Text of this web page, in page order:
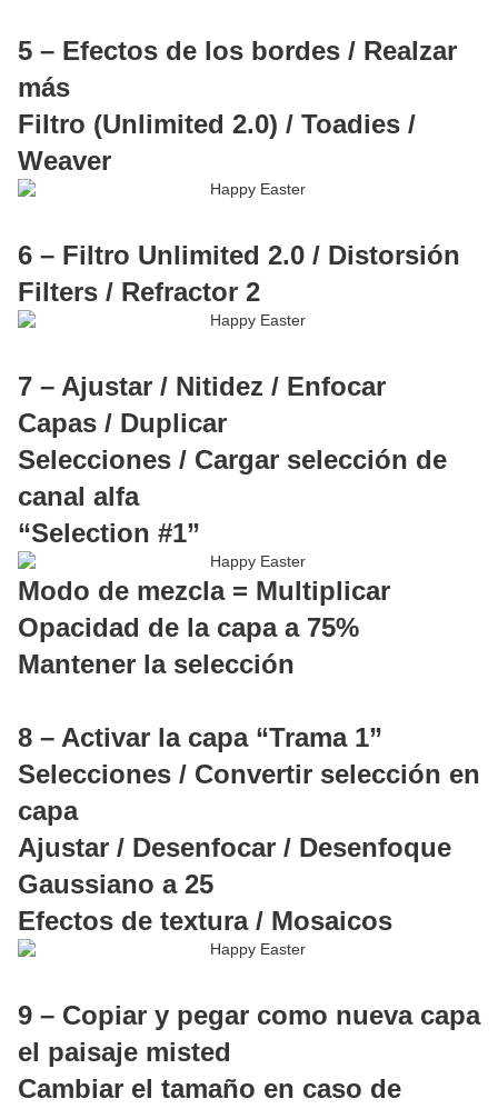
5 – Efectos de los bordes / Realzar
más
Filtro (Unlimited 2.0) / Toadies /
Weaver
6 – Filtro Unlimited 2.0 / Distorsión
Filters / Refractor 2
7 – Ajustar / Nitidez / Enfocar
Capas / Duplicar
Selecciones / Cargar selección de
canal alfa
“Selection #1”
Modo de mezcla = Multiplicar
Opacidad de la capa a 75%
Mantener la selección
8 – Activar la capa “Trama 1”
Selecciones / Convertir selección en
capa
Ajustar / Desenfocar / Desenfoque
Gaussiano a 25
Efectos de textura / Mosaicos
9 – Copiar y pegar como nueva capa
el paisaje misted
Cambiar el tamaño en caso de